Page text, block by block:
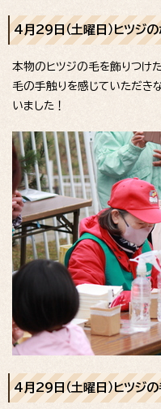
4月29日（土曜日）ヒツジ
本物のヒツジの毛を飾りつけ
毛の手触りを感じていただき
いました！
4月29日（土曜日）ヒツジ